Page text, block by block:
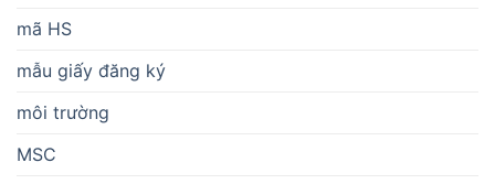
mã HS
mẫu giấy đăng ký
môi trường
MSC